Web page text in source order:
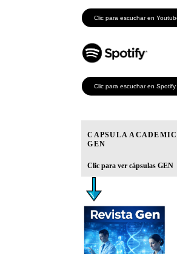
Clic para escuchar en
Clic para escuchar en Spotify
CAPSULA
GEN
Clic para ver cápsulas GEN